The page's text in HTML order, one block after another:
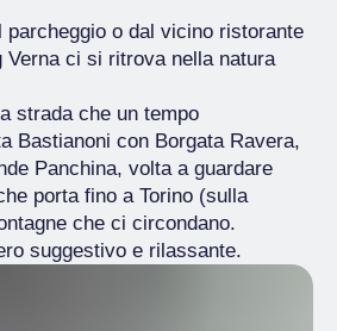
parcheggio o dal vicino ristorante
Verna ci si ritrova nella natura
strada che un tempo
Bastianoni con Borgata Ravera,
Panchina, volta a guardare
porta fino a Torino (sulla
che ci circondano.
suggestivo e rilassante.